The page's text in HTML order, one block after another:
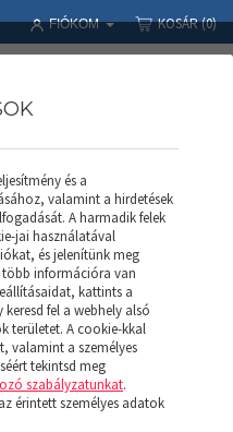
FIÓKOM KOSÁR(0)
POLC
és a
valamint a hirdetések
A harmadik felek
jai használatával
és jelenítünk meg
információra van
kattints a
fel a webhely alsó
területet. A cookie-kkal
valamint a személyes
tekintsd meg
szabályzatunkat.
érintett személyes adatok